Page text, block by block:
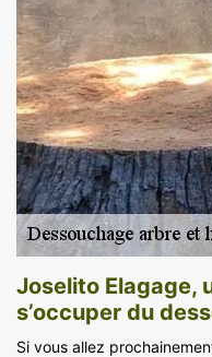
Joselito Elagage,
s’occuper du
Si vous allez